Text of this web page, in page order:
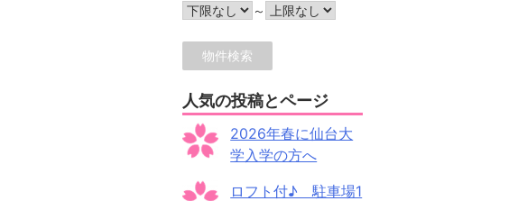
～
人気の投稿とページ
2026年春に仙台大
学入学の方へ
ロフト付♪ 駐車場1